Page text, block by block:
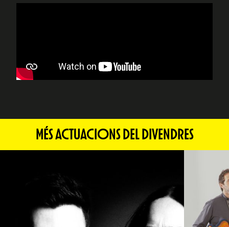
MÉS ACTUACIONS DEL DIVENDRES